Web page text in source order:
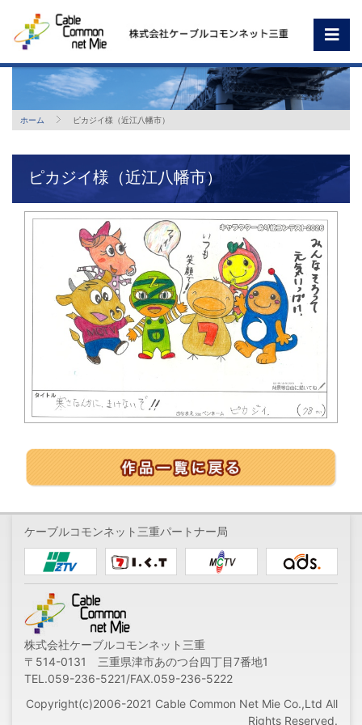
ホーム ピカジイ様（近江八幡市）
ピカジイ様（近江八幡市）
ケーブルコモンネット三重パートナー局
株式会社ケーブルコモンネット三重
〒514-0131 三重県津市あのつ台四丁目7番地1
TEL.059-236-5221/FAX.059-236-5222
Copyright(c)2006-2021 Cable Common Net Mie Co.,Ltd All
Rights Reserved.